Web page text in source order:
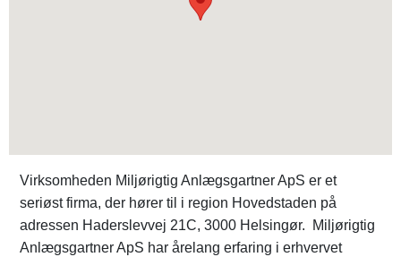
Virksomheden Miljørigtig Anlægsgartner ApS er et
seriøst firma, der hører til i region Hovedstaden på
adressen Haderslevvej 21C, 3000 Helsingør. Miljørigtig
Anlægsgartner ApS har årelang erfaring i erhvervet